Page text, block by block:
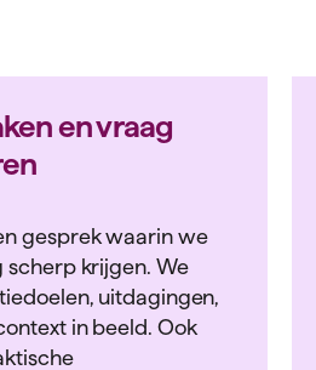
en vraag
gesprek waarin we
scherp krijgen. We
uitdagingen,
in beeld. Ook